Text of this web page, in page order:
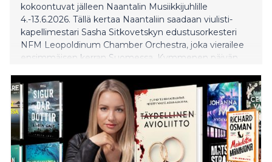
kokoontuvat jälleen Naantalin Musiikkijuhlille
4.-13.6.2026. Tällä kertaa Naantaliin saadaan viulisti-
kapellimestari Sasha Sitkovetskyn edustusorkesteri
NFM Leopoldinum Chamber Orchestra, joka vierailee
ensimmäisen kerran Suomessa. Kymmenen päivän
Pianistikomeetta Barry Douglas palaa odotetusti
Musiikkijuhlille esiintyen niin kamarimuusikkona kuin
solistina Turun Filharmonisen orkesterin kanssa.
Kansainvälisinä huippuvieraina Naantalissa kuullaan
myös viulisti Ioana Christina Goiceaa ja alttoviulisti
Hartmut Rohdea. Festivaali on täynnä taiteellisen
johtajan, Elina Vähälän suunnittelemia tunteikkaita